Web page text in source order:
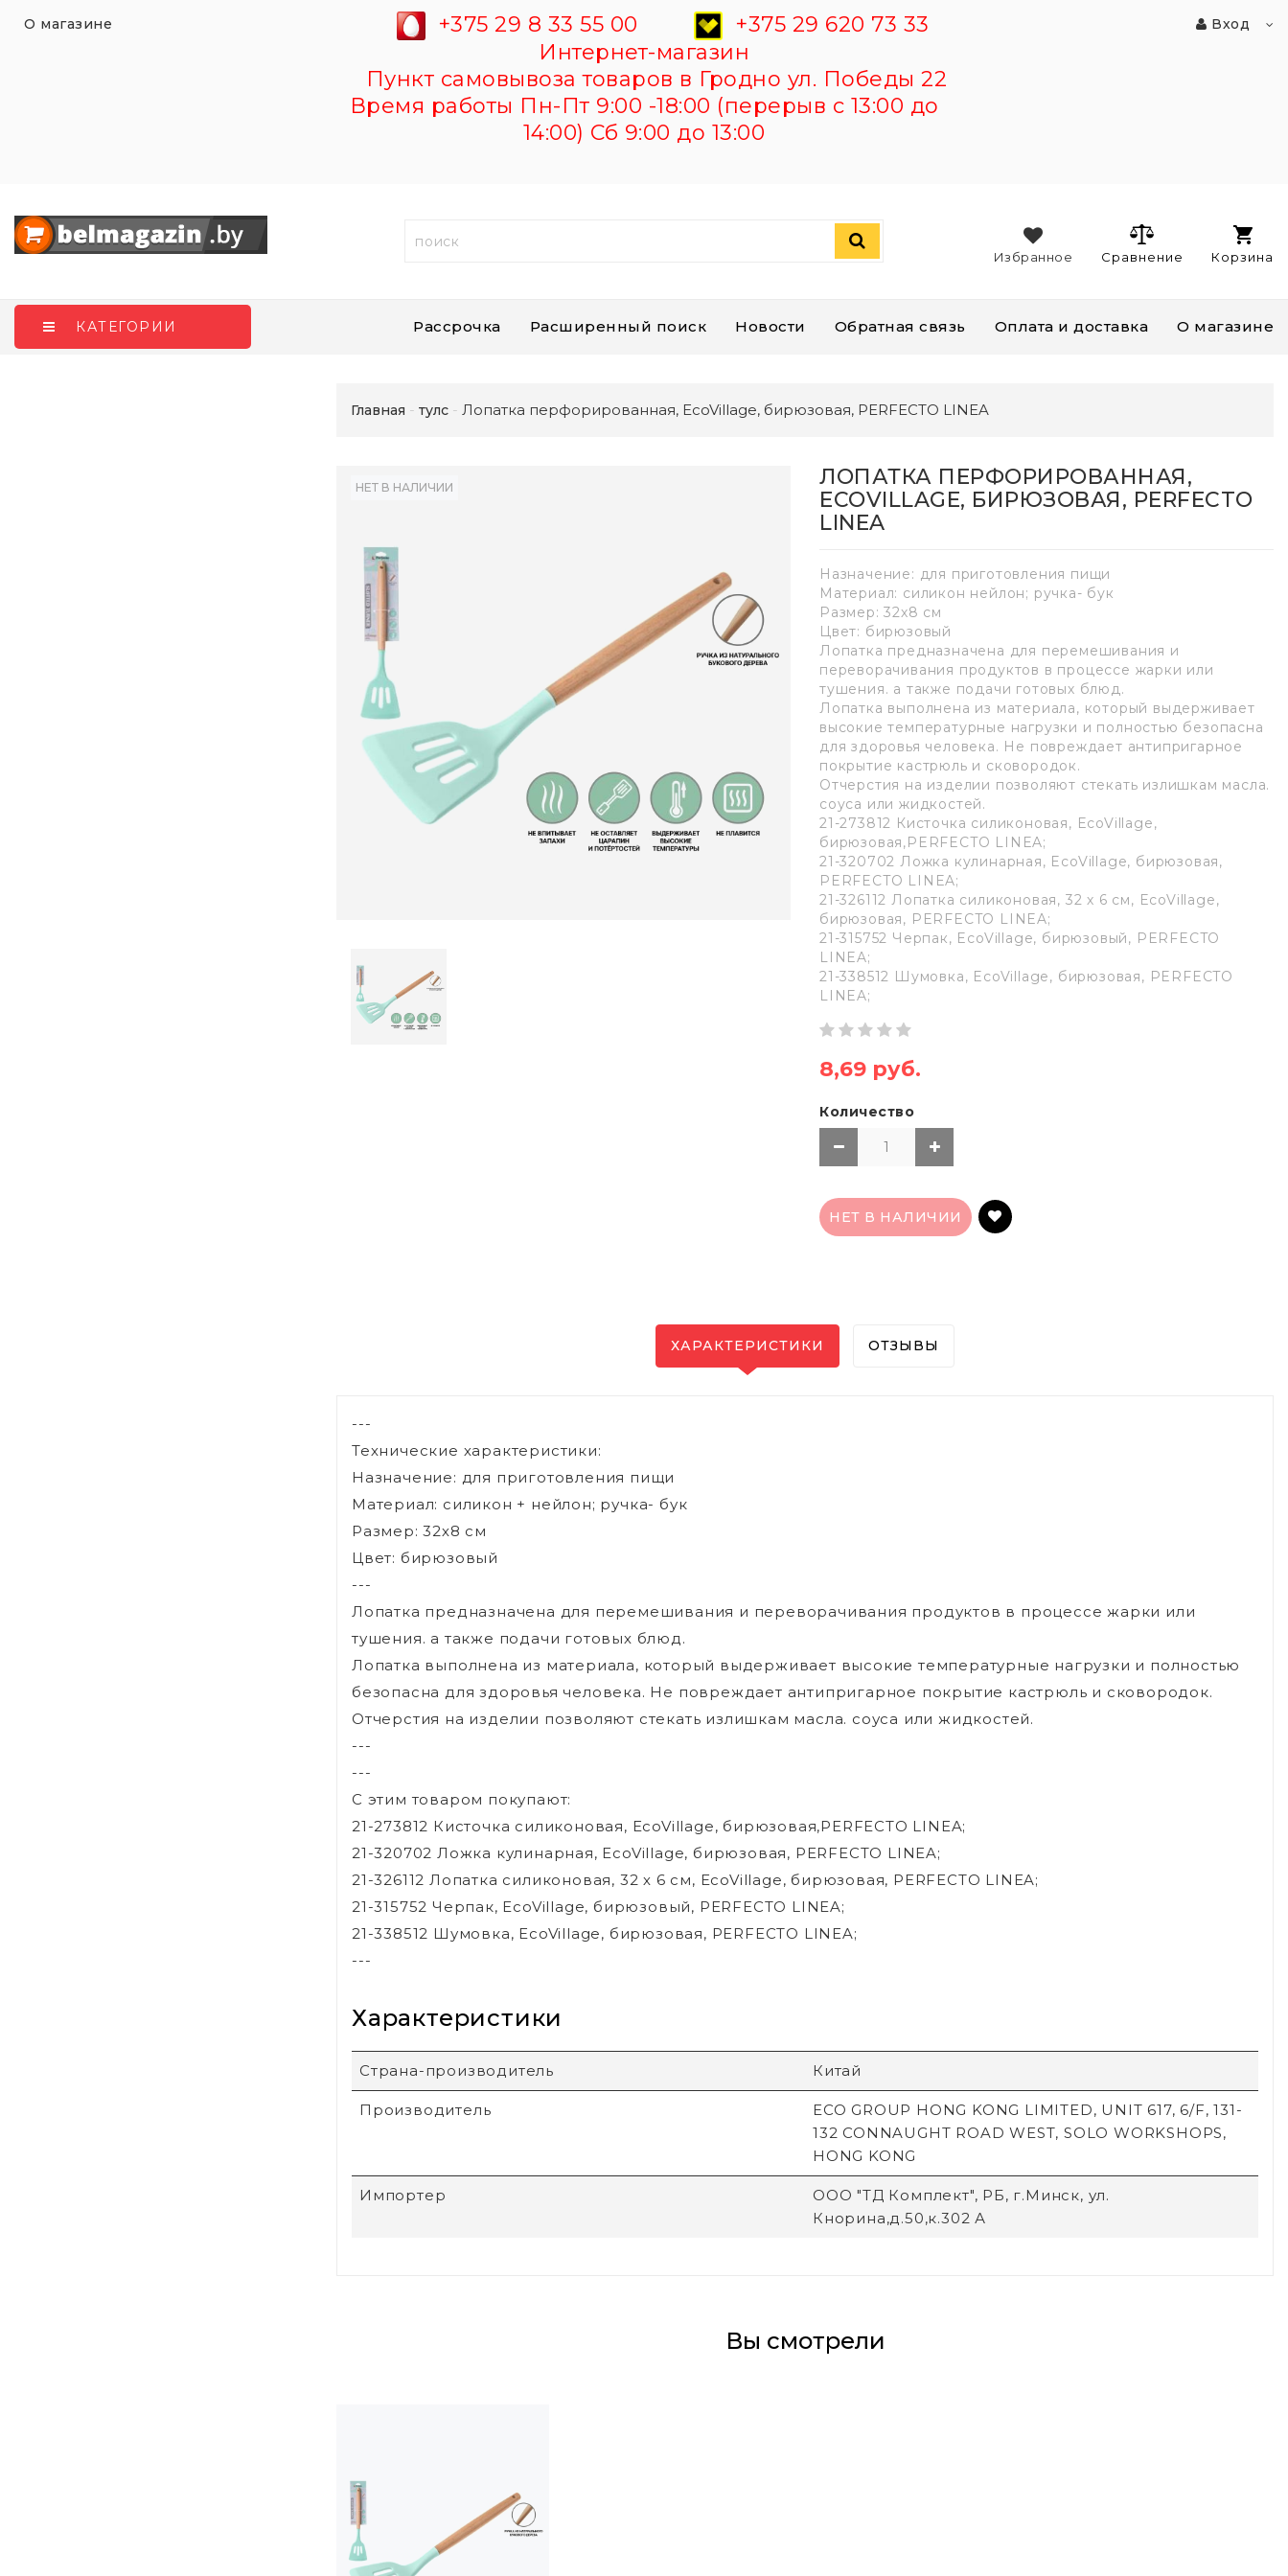
О магазине +375 29 8 33 55 00
+375 29 620 73 33
Интернет-магазин
Пункт самовывоза товаров в Гродно ул. Победы 22
Время работы Пн-Пт 9:00 -18:00 (перерыв с 13:00 до
14:00) Сб 9:00 до 13:00
Вход
Корзина
Сравнение
Избранное
КАТЕГОРИИ Рассрочка Расширенный поиск Новости Обратная связь Оплата и доставка О магазине
Главная тулс Лопатка перфорированная, EcoVillage, бирюзовая, PERFECTO LINEA
НЕТ В НАЛИЧИИ
ЛОПАТКА ПЕРФОРИРОВАННАЯ,
ECOVILLAGE, БИРЮЗОВАЯ, PERFECTO
LINEA
Назначение: для приготовления пищи
Материал: силикон нейлон; ручка- бук
Размер: 32х8 см
Цвет: бирюзовый
Лопатка предназначена для перемешивания и
переворачивания продуктов в процессе жарки или
тушения. а также подачи готовых блюд.
Лопатка выполнена из материала, который выдерживает
высокие температурные нагрузки и полностью безопасна
для здоровья человека. Не повреждает антипригарное
покрытие кастрюль и сковородок.
Отчерстия на изделии позволяют стекать излишкам масла.
соуса или жидкостей.
21-273812 Кисточка силиконовая, EcoVillage,
бирюзовая,PERFECTO LINEA;
21-320702 Ложка кулинарная, EcoVillage, бирюзовая,
PERFECTO LINEA;
21-326112 Лопатка силиконовая, 32 х 6 см, EcoVillage,
бирюзовая, PERFECTO LINEA;
21-315752 Черпак, EcoVillage, бирюзовый, PERFECTO
LINEA;
21-338512 Шумовка, EcoVillage, бирюзовая, PERFECTO
LINEA;
8,69 руб.
Количество
НЕТ В НАЛИЧИИ
ХАРАКТЕРИСТИКИ ОТЗЫВЫ
---
Технические характеристики:
Назначение: для приготовления пищи
Материал: силикон + нейлон; ручка- бук
Размер: 32х8 см
Цвет: бирюзовый
---
Лопатка предназначена для перемешивания и переворачивания продуктов в процессе жарки или
тушения. а также подачи готовых блюд.
Лопатка выполнена из материала, который выдерживает высокие температурные нагрузки и полностью
безопасна для здоровья человека. Не повреждает антипригарное покрытие кастрюль и сковородок.
Отчерстия на изделии позволяют стекать излишкам масла. соуса или жидкостей.
---
---
С этим товаром покупают:
21-273812 Кисточка силиконовая, EcoVillage, бирюзовая,PERFECTO LINEA;
21-320702 Ложка кулинарная, EcoVillage, бирюзовая, PERFECTO LINEA;
21-326112 Лопатка силиконовая, 32 х 6 см, EcoVillage, бирюзовая, PERFECTO LINEA;
21-315752 Черпак, EcoVillage, бирюзовый, PERFECTO LINEA;
21-338512 Шумовка, EcoVillage, бирюзовая, PERFECTO LINEA;
---
Характеристики
Страна-производитель Китай
Производитель
ECO GROUP HONG KONG LIMITED, UNIT 617, 6/F, 131-
132 CONNAUGHT ROAD WEST, SOLO WORKSHOPS,
HONG KONG
Импортер
ООО "ТД Комплект", РБ, г.Минск, ул.
Кнорина,д.50,к.302 А
Вы смотрели